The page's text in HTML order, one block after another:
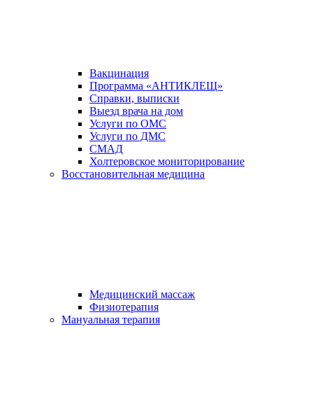
Вакцинация
Программа «АНТИКЛЕЩ»
Справки, выписки
Выезд врача на дом
Услуги по ОМС
Услуги по ДМС
СМАД
Холтеровское мониторирование
Восстановительная медицина
Медицинский массаж
Физиотерапия
Мануальная терапия